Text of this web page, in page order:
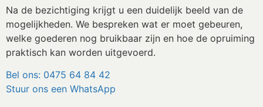
Na de bezichtiging krijgt u een duidelijk beeld van de
mogelijkheden. We bespreken wat er moet gebeuren,
welke goederen nog bruikbaar zijn en hoe de opruiming
praktisch kan worden uitgevoerd.
Bel ons: 0475 64 84 42
Stuur ons een WhatsApp